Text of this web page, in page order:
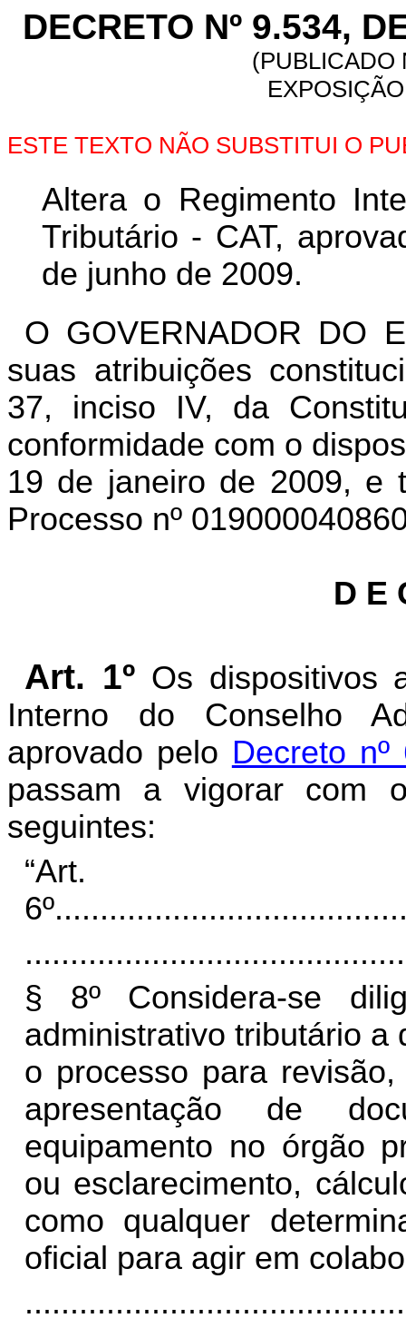
DECRETO Nº 9.534,
(PUBLICADO
ESTE TEXTO NÃO SUBSTITUI O
Altera o Regimento
Tributário - CAT,
de junho de 2009.
O GOVERNADOR DO
suas atribuições
37, inciso IV, da
conformidade com o
19 de janeiro de 2009, e
Processo nº
D E
Art. 1ºOs dispositivos
Interno do Conselho
aprovado pelo Decreto nº
passam a vigorar com
seguintes:
“Art.
6º
§ 8º Considera-se
administrativo tributário a
o processo para
apresentação de
equipamento no órgão
ou esclarecimento,
como qualquer
oficial para agir em